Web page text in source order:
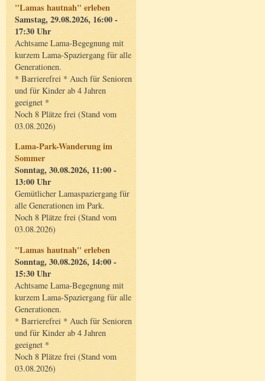
"Lamas hautnah" erleben
Samstag, 29.08.2026, 16:00 -
17:30 Uhr
Achtsame Lama-Begegnung mit
kurzem Lama-Spaziergang für alle
Generationen.
* Barrierefrei * Auch für Senioren
und für Kinder ab 4 Jahren
geeignet *
Noch 8 Plätze frei (Stand vom
03.08.2026)
Lama-Park-Wanderung im
Sommer
Sonntag, 30.08.2026, 11:00 -
13:00 Uhr
Gemütlicher Lamaspaziergang für
alle Generationen im Park.
Noch 8 Plätze frei (Stand vom
03.08.2026)
"Lamas hautnah" erleben
Sonntag, 30.08.2026, 14:00 -
15:30 Uhr
Achtsame Lama-Begegnung mit
kurzem Lama-Spaziergang für alle
Generationen.
* Barrierefrei * Auch für Senioren
und für Kinder ab 4 Jahren
geeignet *
Noch 8 Plätze frei (Stand vom
03.08.2026)